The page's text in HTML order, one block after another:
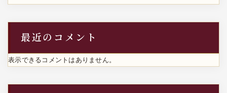
最近のコメント
表示できるコメントはありません。